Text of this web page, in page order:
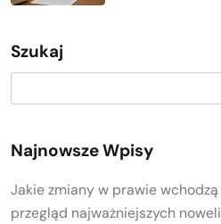
Szukaj
Najnowsze Wpisy
Jakie zmiany w prawie
przegląd najważniejszych